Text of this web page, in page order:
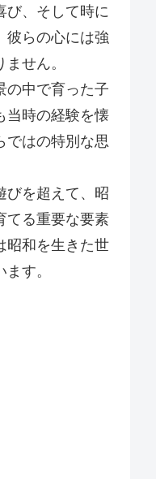
び、そして時に
彼らの心には強
せん。
の中で育った子
当時の経験を懐
ではの特別な思
びを超えて、昭
てる重要な要素
昭和を生きた世
す。